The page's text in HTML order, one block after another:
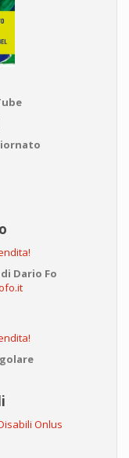
Dario Fo